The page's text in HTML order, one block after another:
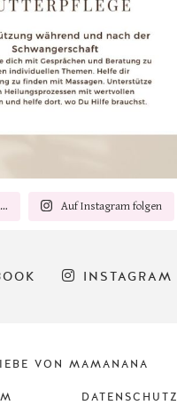
Auf Instagram folgen
INSTAGRAM
VON MAMANANA
DATENSCHUTZ